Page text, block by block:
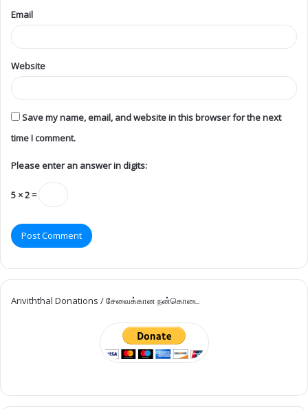
Email
Website
Save my name, email, and website in this browser for the next
time I comment.
Please enter an answer in digits:
5 × 2 =
Ariviththal Donations / சேவைக்கான நன்கொடை